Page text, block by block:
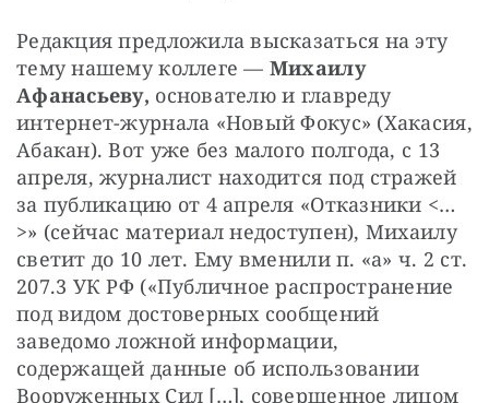
Редакция предложила высказаться на эту
тему нашему коллеге — Михаилу
Афанасьеву, основателю и главреду
интернет-журнала «Новый Фокус» (Хакасия,
Абакан). Вот уже без малого полгода, с 13
апреля, журналист находится под стражей
за публикацию от 4 апреля «Отказники <…
>» (сейчас материал недоступен), Михаилу
светит до 10 лет. Ему вменили п. «а» ч. 2 ст.
207.3 УК РФ («Публичное распространение
под видом достоверных сообщений
заведомо ложной информации,
содержащей данные об использовании
Вооруженных Сил […], совершенное лицом